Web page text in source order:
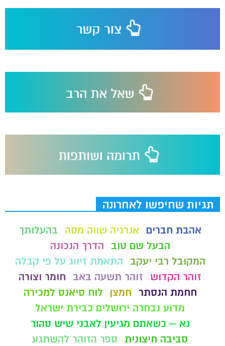
תגיות שחיפשו לאחרונה
אהבת חברים אנרגיה שווה מסה
בהעלותך
הבעל שם טוב
הדרך הנכונה
המקובל רבי יעקב
התאמת זיווג על פי קבלה
זוהר הקדוש
זוהר תשעה באב
חומר וצורה
חחמת הנסתר
חמצן
לוח סיאנס למכירה
מדוע נבחרה ירושלים כבירת ישראל
נא – כשאתם מגיעין לאבני שיש טהור
סביבה חיצונית ספר הזוהר להשתגע